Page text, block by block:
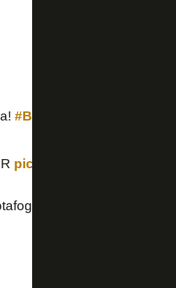
#BFRBaseForte
pic.twitter.com/ViGUtrQdfJ